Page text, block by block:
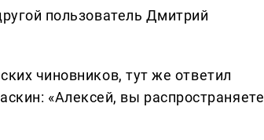
пользователь Дмитрий
чиновников, тут же ответил
«Алексей, вы распространяете